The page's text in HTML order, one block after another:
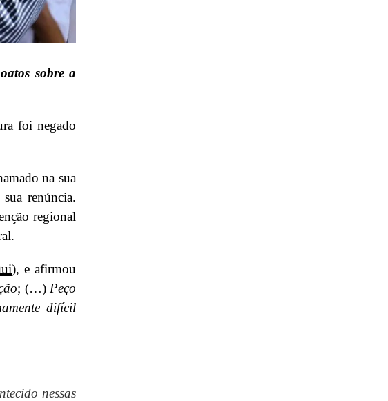
sobre a
foi negado
na sua
renúncia.
regional
), e afirmou
; (…) Peço
difícil
nessas